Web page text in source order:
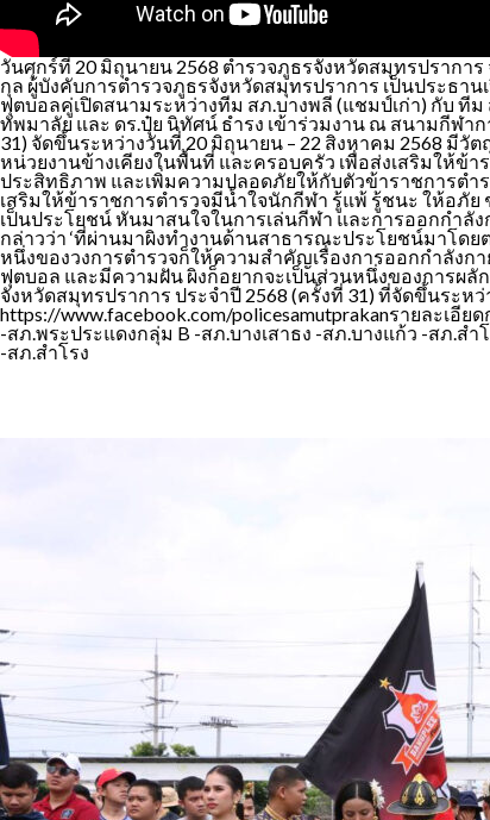
วันศุกร์ที่ 20 มิถุนายน 2568 ตำรวจภูธรจังหวัดสมุทรปรากา
กุล ผู้บังคับการตำรวจภูธรจังหวัดสมุทรปราการ เป็นประธา
ฟุตบอลคู่เปิดสนามระหว่างทีม สภ.บางพลี (แชมป์เก่า) กับ ที
ทัพมาลัย และ ดร.ปุ๋ย นิทัศน์ ธำรง เข้าร่วมงาน ณ สนามกีฬา
31) จัดขึ้นระหว่างวันที่ 20 มิถุนายน – 22 สิงหาคม 2568 มี
หน่วยงานข้างเคียงในพื้นที่ และครอบครัว เพื่อส่งเสริมให้
ประสิทธิภาพ และเพิ่มความปลอดภัยให้กับตัวข้าราชการตำ
เสริมให้ข้าราชการตำรวจมีน้ำใจนักกีฬา รู้แพ้ รู้ชนะ ให้อภั
เป็นประโยชน์ หันมาสนใจในการเล่นกีฬา และการออกกำ
กล่าวว่า ‘ที่ผ่านมาผิงทำงานด้านสาธารณะประโยชน์มาโด
หนึ่งของวงการตำรวจก็ให้ความสำคัญเรื่องการออกกำลังกา
ฟุตบอล และมีความฝัน ผิงก็อยากจะเป็นส่วนหนึ่งของการผ
จังหวัดสมุทรปราการ ประจำปี 2568 (ครั้งที่ 31) ที่จัดขึ้นระ
https://www.facebook.com/policesamutprakanรายละเ
-สภ.พระประแดงกลุ่ม B -สภ.บางเสาธง -สภ.บางแก้ว -สภ.ส
-สภ.สำโรง